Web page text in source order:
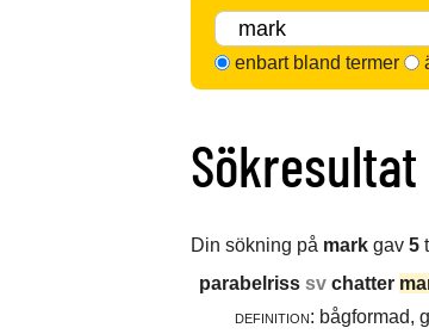
enbart bland termer
Sökresultat
Din sökning på mark gav 5
parabelriss sv chatter
definition: bågformad,